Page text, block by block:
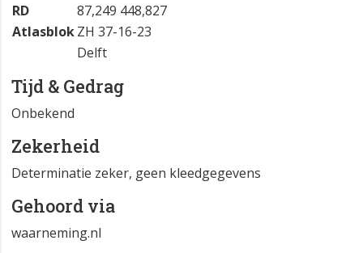
RD
87,249 448,827
AtlasblokZH 37-16-23
Delft
Tijd & Gedrag
Onbekend
Zekerheid
Determinatie zeker, geen kleedgegevens
Gehoord via
waarneming.nl